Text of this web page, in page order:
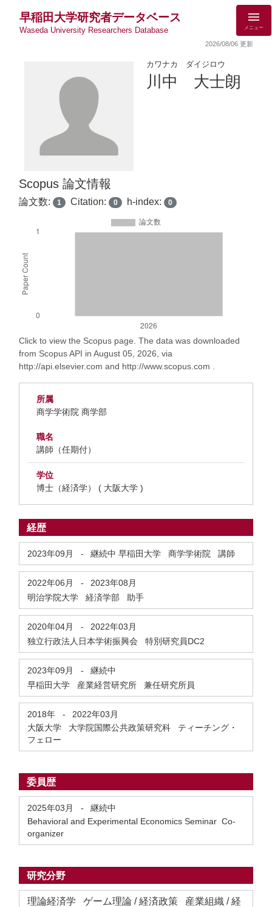
早稲田大学研究者データベース
Waseda University Researchers Database メニュー
2026/08/06 更新
カワナカ ダイジロウ
川中 大士朗
Scopus 論文情報
論文数: 1 Citation: 0 h-index: 0
Click to view the Scopus page. The data was downloaded
from Scopus API in August 05, 2026, via
http://api.elsevier.com and http://www.scopus.com .
所属
商学学術院 商学部
職名
講師（任期付）
学位
博士（経済学） ( 大阪大学 )
経歴
2023年09月 - 継続中 早稲田大学 商学学術院 講師
2022年06月 -
2023年08月
明治学院大学 経済学部 助手
2020年04月 -
2022年03月
独立行政法人日本学術振興会 特別研究員DC2
2023年09月 -
継続中
早稲田大学 産業経営研究所 兼任研究所員
2018年 -
2022年03月
大阪大学 大学院国際公共政策研究科 ティーチング・
フェロー
委員歴
2025年03月 -
継続中
Behavioral and Experimental Economics Seminar Co-
organizer
研究分野
理論経済学 ゲーム理論 / 経済政策 産業組織 / 経